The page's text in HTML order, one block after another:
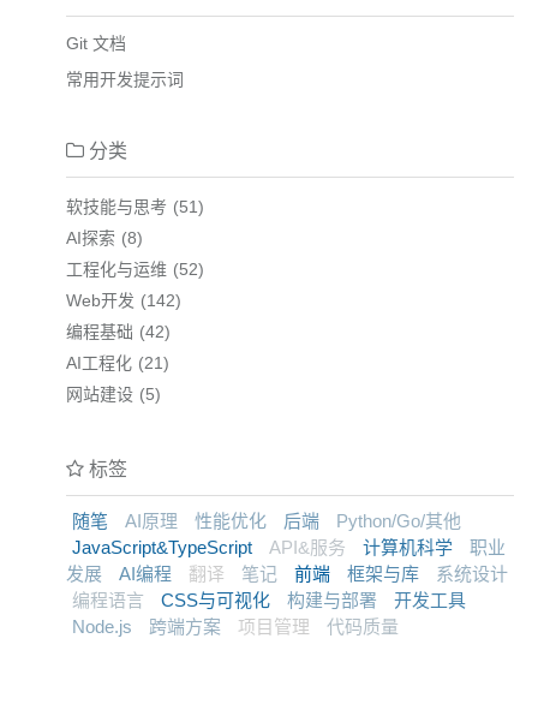
Git 文档
常用开发提示词
分类
软技能与思考
51
AI探索
8
工程化与运维
52
Web开发
142
编程基础
42
AI工程化
21
网站建设
5
标签
随笔 AI原理 性能优化 后端
Python/Go/其他
JavaScript&TypeScript
API&服务 计算机科学
职业
发展
AI编程 翻译 笔记 前端 框架与库
系统设计
编程语言
CSS与可视化 构建与部署
开发工具
Node.js
跨端方案 项目管理 代码质量